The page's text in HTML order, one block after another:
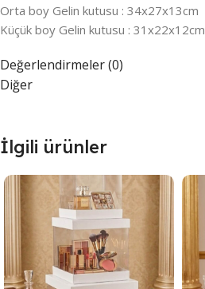
Orta boy Gelin kutusu : 34x27x13cm
Küçük boy Gelin kutusu : 31x22x12cm
Değerlendirmeler (0)
Diğer
İlgili ürünler